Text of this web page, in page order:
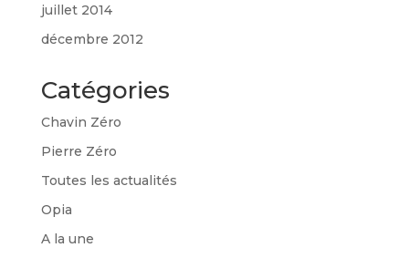
juillet 2014
décembre 2012
Catégories
Chavin Zéro
Pierre Zéro
Toutes les actualités
Opia
A la une